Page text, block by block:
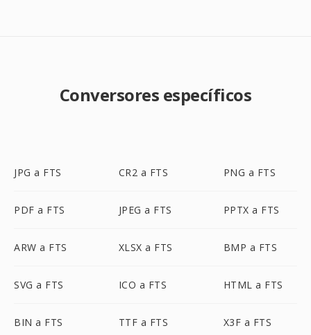
Conversores específicos
JPG a FTS CR2 a FTS PNG a FTS
PDF a FTS JPEG a FTS PPTX a FTS
ARW a FTS XLSX a FTS BMP a FTS
SVG a FTS ICO a FTS HTML a FTS
BIN a FTS TTF a FTS X3F a FTS